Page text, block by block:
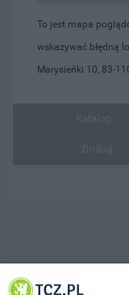
To jest mapa
wskazywać błędną
Marysieńki 10, 83-
© 2001-2026 Tczew -